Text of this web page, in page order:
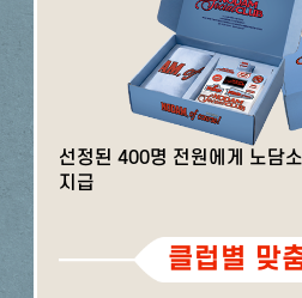
선정된 400명 전원에게 노담
지급
클럽별 맞